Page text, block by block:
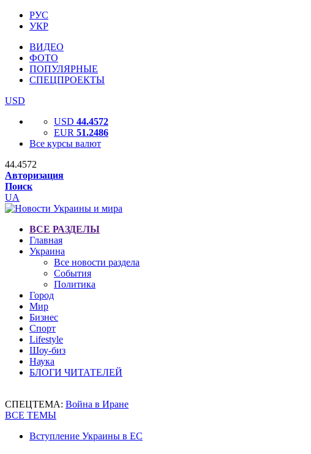
РУС
УКР
ВИДЕО
ФОТО
ПОПУЛЯРНЫЕ
СПЕЦПРОЕКТЫ
USD
USD 44.4572
EUR 51.2486
Все курсы валют
44.4572
Авторизация
Поиск
UA
ВСЕ РАЗДЕЛЫ
Главная
Украина
Все новости раздела
События
Политика
Город
Мир
Бизнес
Спорт
Lifestyle
Шоу-биз
Наука
БЛОГИ ЧИТАТЕЛЕЙ
СПЕЦТЕМА: Война в Иране
ВСЕ ТЕМЫ
Вступление Украины в ЕС